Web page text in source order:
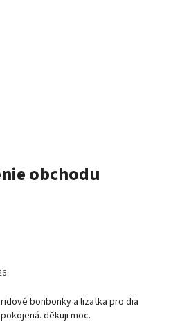
obchodu
bonbonky a lizatka pro dia
děkuji moc.